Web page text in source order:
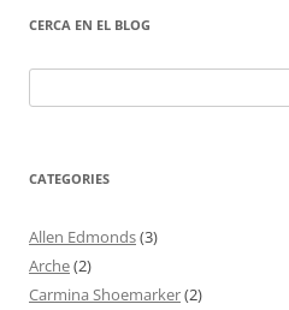
CERCA EN EL BLOG
CATEGORIES
Allen Edmonds(3)
Arche(2)
Carmina Shoemarker(2)